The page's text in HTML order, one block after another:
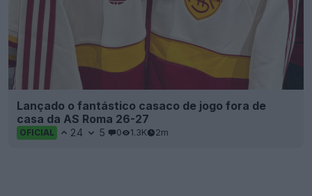
Lançado o fantástico casaco de jogo fora de
casa da AS Roma 26-27
OFICIAL 24 5 0 1.3K 2m